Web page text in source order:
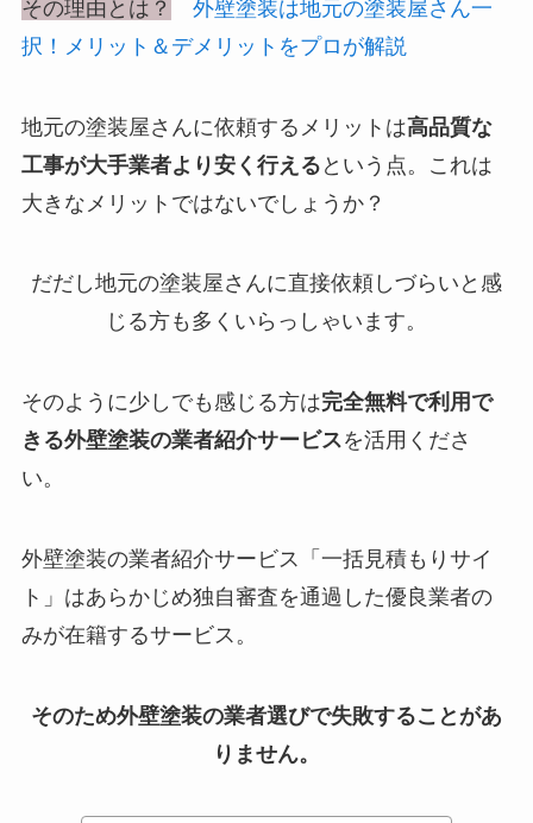
その理由とは？
外壁塗装は地元の塗装屋さん一
択！メリット＆デメリットをプロが解説
地元の塗装屋さんに依頼するメリットは高品質な
工事が大手業者より安く行える という点。これは
大きなメリットではないでしょうか？
だだし地元の塗装屋さんに直接依頼しづらいと感
じる方も多くいらっしゃいます。
そのように少しでも感じる方は完全無料で利用で
きる外壁塗装の業者紹介サービスを活用くださ
い。
外壁塗装の業者紹介サービス「一括見積もりサイ
ト」はあらかじめ独自審査を通過した優良業者の
みが在籍するサービス。
そのため外壁塗装の業者選びで失敗することがあ
りません。